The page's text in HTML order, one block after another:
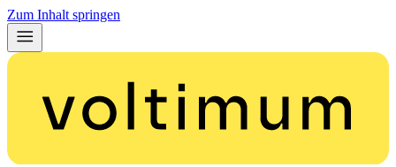
Zum Inhalt springen